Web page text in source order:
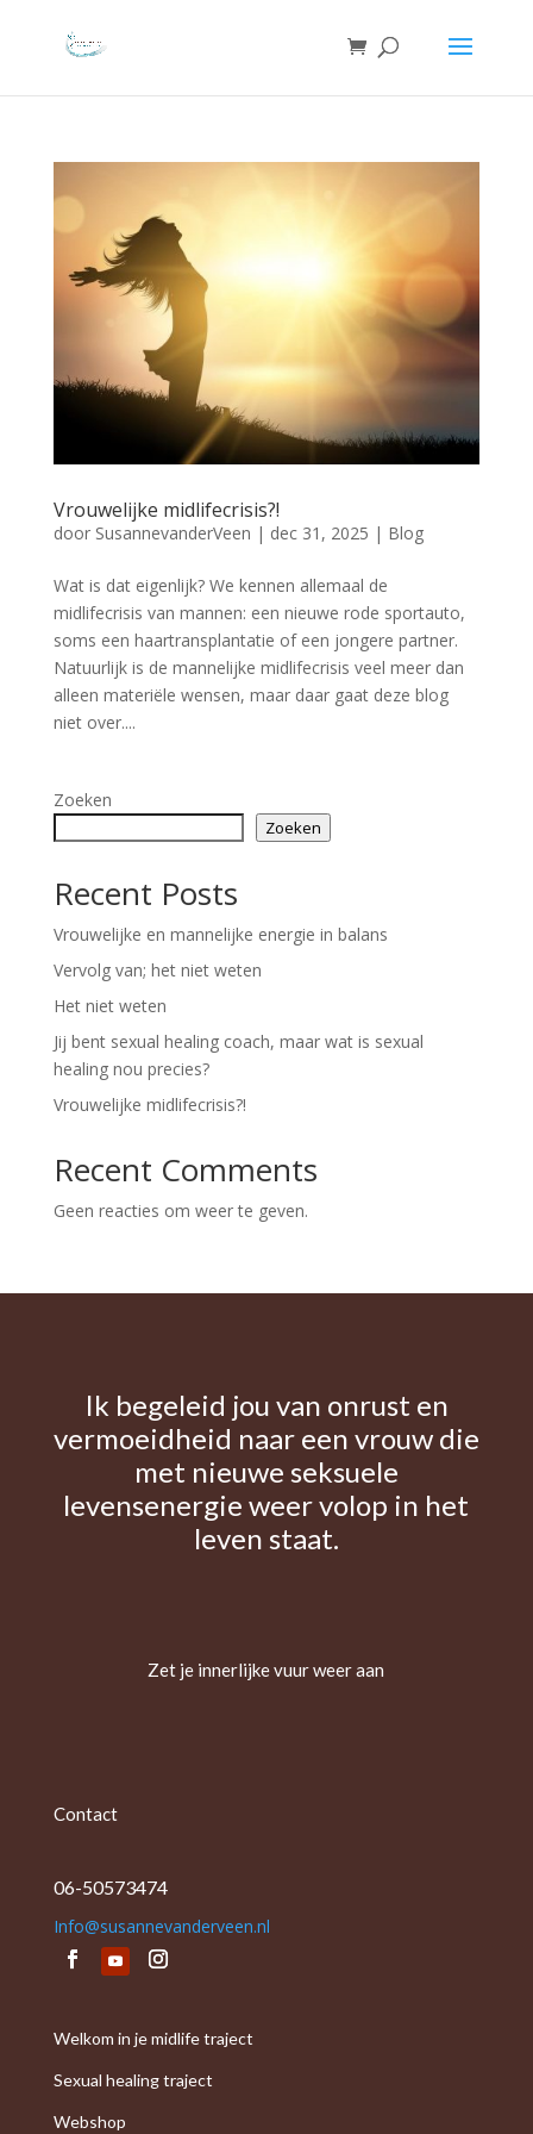
Vrouwelijke midlifecrisis?!
door SusannevanderVeen | dec 31, 2025 | Blog
Wat is dat eigenlijk? We kennen allemaal de
midlifecrisis van mannen: een nieuwe rode sportauto,
soms een haartransplantatie of een jongere partner.
Natuurlijk is de mannelijke midlifecrisis veel meer dan
alleen materiële wensen, maar daar gaat deze blog
niet over....
Zoeken
Zoeken
Recent Posts
Vrouwelijke en mannelijke energie in balans
Vervolg van; het niet weten
Het niet weten
Jij bent sexual healing coach, maar wat is sexual
healing nou precies?
Vrouwelijke midlifecrisis?!
Recent Comments
Geen reacties om weer te geven.
Ik begeleid jou van onrust en
vermoeidheid naar een vrouw die
met nieuwe seksuele
levensenergie weer volop in het
leven staat.
Zet je innerlijke vuur weer aan
Contact
06-50573474
Info@susannevanderveen.nl
Welkom in je midlife traject
Sexual healing traject
Webshop